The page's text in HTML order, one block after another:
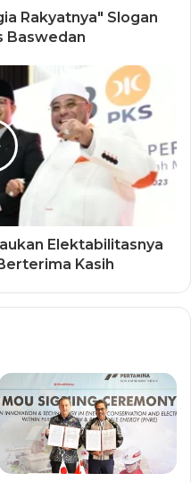
Rakyatnya" Slogan
Baswedan
Elektabilitasnya
Kasih